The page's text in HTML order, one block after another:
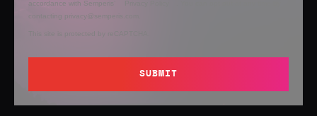
accordance with Semperis’
contacting privacy@semperis.com.
This site is protected by reCAPTCHA.
SUBMIT